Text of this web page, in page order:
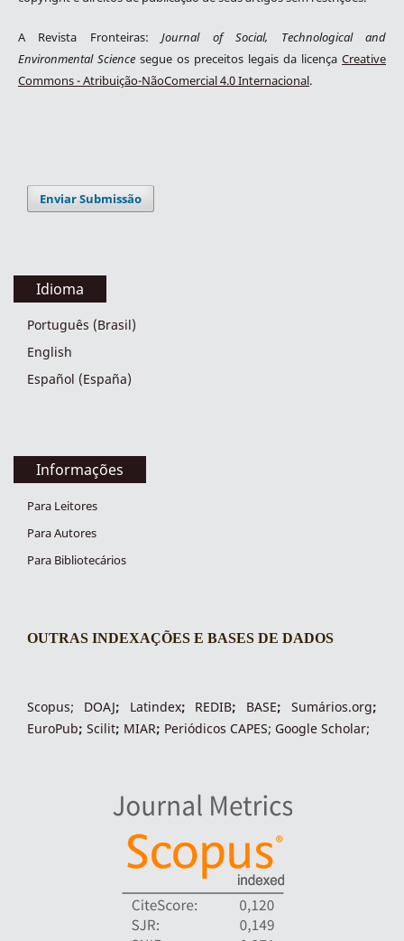
A Revista Fronteiras:Journal of Social, Technological and
Environmental Sciencesegue os preceitos legais da licençaCreative
Commons - Atribuição-NãoComercial 4.0 Internacional.
Enviar Submissão
Idioma
Português (Brasil)
English
Español (España)
Informações
Para Leitores
Para Autores
Para Bibliotecários
indexacoes-fronteiras
OUTRAS INDEXAÇÕES E BASES DE DADOS
Scopus; DOAJ; Latindex; REDIB; BASE;Sumários.org;
EuroPub; Scilit; MIAR; Periódicos CAPES; Google Scholar;
indexadores-fronteiras